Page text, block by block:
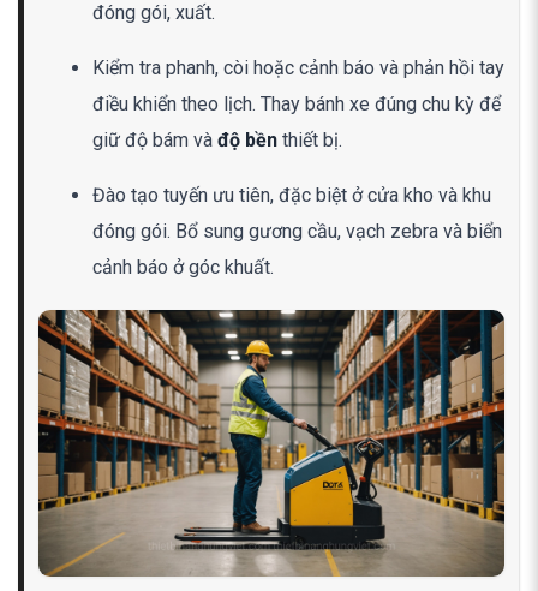
đóng gói, xuất.
Kiểm tra phanh, còi hoặc cảnh báo và phản hồi tay
điều khiển theo lịch. Thay bánh xe đúng chu kỳ để
giữ độ bám và độ bềnthiết bị.
Đào tạo tuyến ưu tiên, đặc biệt ở cửa kho và khu
đóng gói. Bổ sung gương cầu, vạch zebra và biển
cảnh báo ở góc khuất.